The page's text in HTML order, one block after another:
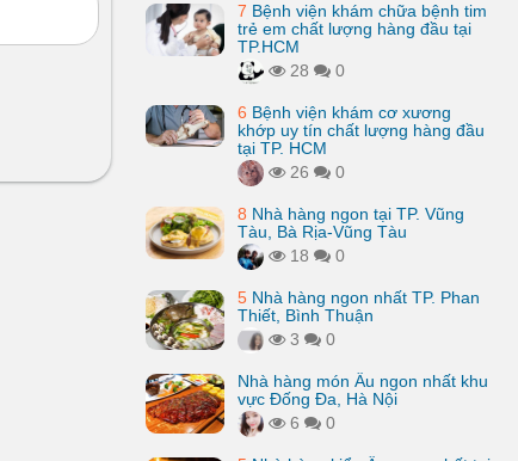
7 Bệnh viện khám chữa bệnh tim
trẻ em chất lượng hàng đầu tại
TP.HCM
28
0
6 Bệnh viện khám cơ xương
khớp uy tín chất lượng hàng đầu
tại TP. HCM
26
0
8 Nhà hàng ngon tại TP. Vũng
Tàu, Bà Rịa-Vũng Tàu
18
0
5 Nhà hàng ngon nhất TP. Phan
Thiết, Bình Thuận
3
0
Nhà hàng món Âu ngon nhất khu
vực Đống Đa, Hà Nội
6
0